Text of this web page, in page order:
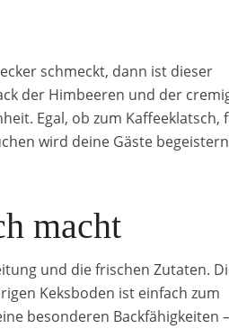
schmeckt, dann ist dieser
der Himbeeren und der
Egal, ob zum Kaffeeklatsch,
wird deine Gäste
macht
und die frischen Zutaten.
Keksboden ist einfach zum
besonderen Backfähigkeiten